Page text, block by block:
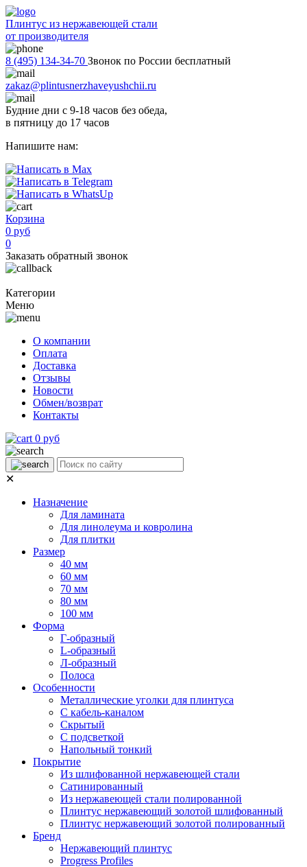
Плинтус из нержавеющей стали
от производителя
8 (495) 134-34-70 Звонок по России бесплатный
zakaz@plintusnerzhaveyushchii.ru
Будние дни с 9-18 часов без обеда,
в пятницу до 17 часов
Напишите нам:
Корзина
0 руб
0
Заказать обратный звонок
Категории
Меню
О компании
Оплата
Доставка
Отзывы
Новости
Обмен/возврат
Контакты
0 руб
✕
Назначение
Для ламината
Для линолеума и ковролина
Для плитки
Размер
40 мм
60 мм
70 мм
80 мм
100 мм
Форма
Г-образный
L-образный
Л-образный
Полоса
Особенности
Металлические уголки для плинтуса
С кабель-каналом
Скрытый
С подсветкой
Напольный тонкий
Покрытие
Из шлифованной нержавеющей стали
Сатинированный
Из нержавеющей стали полированной
Плинтус нержавеющий золотой шлифованный
Плинтус нержавеющий золотой полированный
Бренд
Нержавеющий плинтус
Progress Profiles